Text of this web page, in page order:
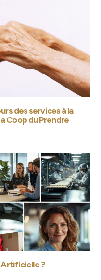
des services à la
Coop du Prendre
Artificielle ?